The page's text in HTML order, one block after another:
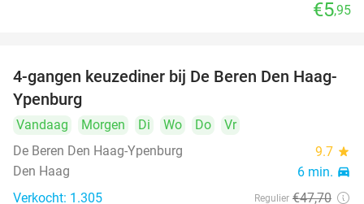
€5,95
46%
4-gangen keuzediner bij De Beren Den Haag-
Ypenburg
Vandaag Morgen Di Wo Do
Vr
De Beren Den Haag-Ypenburg
9.7 star
Den Haag 6 min. directions_car
Verkocht: 1.305 Regulier €47,70